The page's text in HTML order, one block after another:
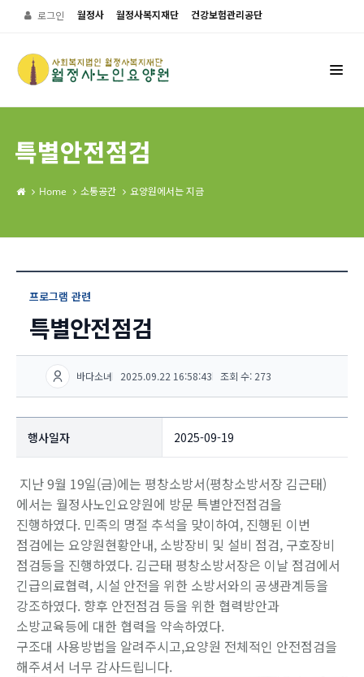
로그인 월정사 월정사복지재단 건강보험관리공단
특별안전점검
Home 소통공간 요양원에서는 지금
프로그램 관련
특별안전점검
바다소녀 2025.09.22 16:58:43 조회 수: 273
행사일자 2025-09-19
지난 9월 19일(금)에는 평창소방서(평창소방서장 김근태)
에서는 월정사노인요양원에 방문 특별안전점검을
진행하였다. 민족의 명절 추석을 맞이하여, 진행된 이번
점검에는 요양원현황안내, 소방장비 및 설비 점검, 구호장비
점검등을 진행하였다. 김근태 평창소방서장은 이날 점검에서
긴급의료협력, 시설 안전을 위한 소방서와의 공생관계등을
강조하였다. 향후 안전점검 등을 위한 협력방안과
소방교육등에 대한 협력을 약속하였다.
구조대 사용방법을 알려주시고,요양원 전체적인 안전점검을
해주셔서 너무 감사드립니다.